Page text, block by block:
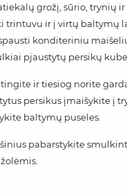
grožį, sūrio, trynių ir
trintuvu ir į virtų baltymų
konditeriniu
pjaustytų persikų
ir tiesiog norite
persikus įmaišykite į
baltymų puseles.
pabarstykite